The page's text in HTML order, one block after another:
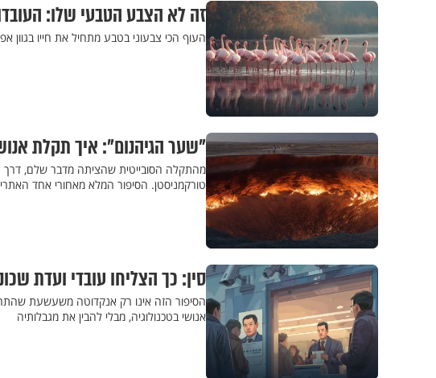
זה לא הצבע הטבעי שלו:
העוף הכי צבעוני בטבע מתחיל את חייו
"שער הגיהנום": איך תקלת
מהתקלה הסובייטית שהציתה מדבר שלם,
טורקמניסטן. הסיפור המלא מאחורי אחד
סין: כך הצליחו עובדי ועדת
הסיפור הזה אינו רק אנקדוטה משעשעת
אנושי בטכנולוגיה, מבלי להבין את מגבלותיה